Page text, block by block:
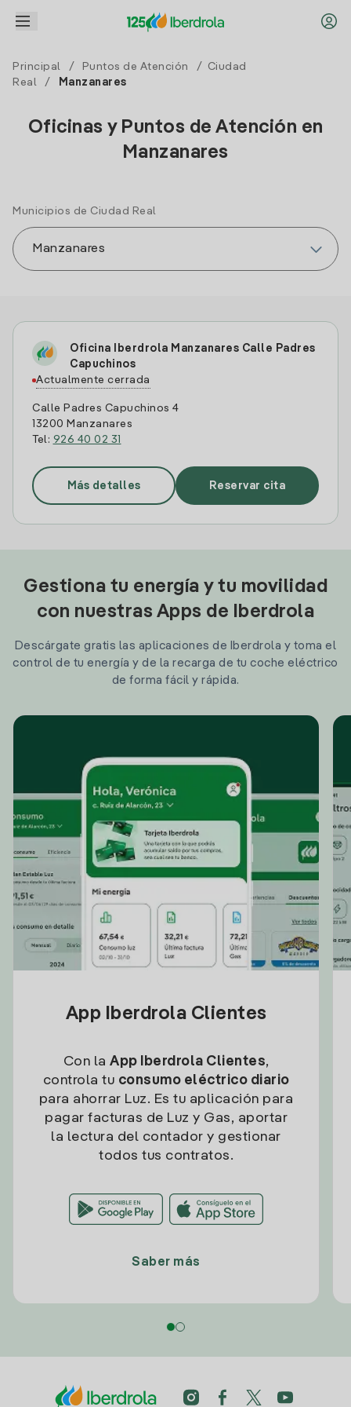
Principal / Puntos de Atención /
Ciudad
Real
/ Manzanares
Oficinas y Puntos de Atención en
Manzanares
Municipios de Ciudad Real
Oficina Iberdrola Manzanares Calle Padres
Capuchinos
Actualmente cerrada
Calle Padres Capuchinos 4
13200 Manzanares
Tel: 926 40 02 31
Más detalles Reservar cita
Gestiona tu energía y tu movilidad
con nuestras Apps de Iberdrola
Descárgate gratis las aplicaciones de Iberdrola y toma el
control de tu energía y de la recarga de tu coche eléctrico
de forma fácil y rápida.
App Iberdrola Clientes
Con la App Iberdrola Clientes,
controla tu consumo eléctrico diario
para ahorrar Luz. Es tu aplicación para
pagar facturas de Luz y Gas, aportar
la lectura del contador y gestionar
todos tus contratos.
Saber más